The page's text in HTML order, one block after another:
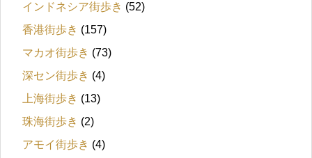
インドネシア街歩き (52)
香港街歩き (157)
マカオ街歩き (73)
深セン街歩き (4)
上海街歩き (13)
珠海街歩き (2)
アモイ街歩き (4)